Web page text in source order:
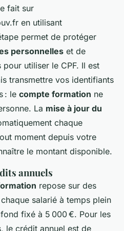
fait sur
en utilisant
permet de protéger
personnelles et de
utiliser le CPF. Il est
transmettre vos identifiants
: le compte formation ne
La mise à jour du
chaque
moment depuis votre
le montant disponible.
annuels
repose sur des
salarié à temps plein
fixé à 5 000 €. Pour les
le crédit annuel est de